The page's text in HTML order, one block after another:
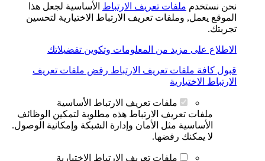
نحن نستخدم ملفات تعريف الارتباط الأساسية لجعل هذا
الموقع يعمل, وملفات تعريف الارتباط الاختيارية لتحسين
تجربتك.
الاطلاع على مزيد من المعلومات وتكوين تفضيلاتك
قبول كافة ملفات تعريف الارتباط رفض ملفات تعريف
الارتباط الاختيارية
ملفات تعريف الارتباط الأساسية
ملفات تعريف الارتباط هذه مطلوبة لتمكين الوظائف
الأساسية مثل الأمان وإدارة الشبكة وإمكانية الوصول.
لا يمكنك رفضها.
ملفات تعريف الارتباط الاختيارية